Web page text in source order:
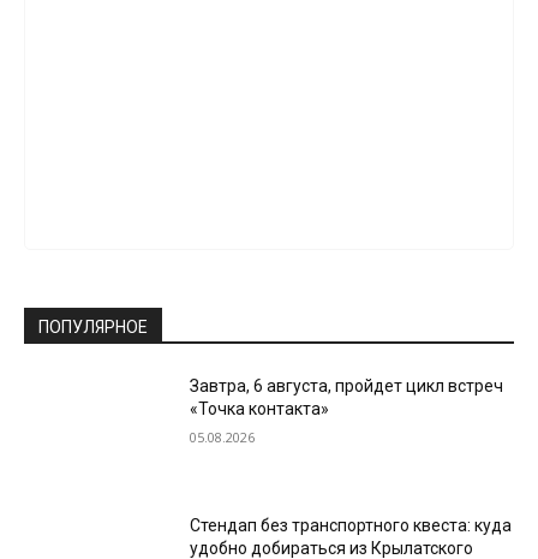
ПОПУЛЯРНОЕ
Завтра, 6 августа, пройдет цикл встреч
«Точка контакта»
05.08.2026
Стендап без транспортного квеста: куда
удобно добираться из Крылатского